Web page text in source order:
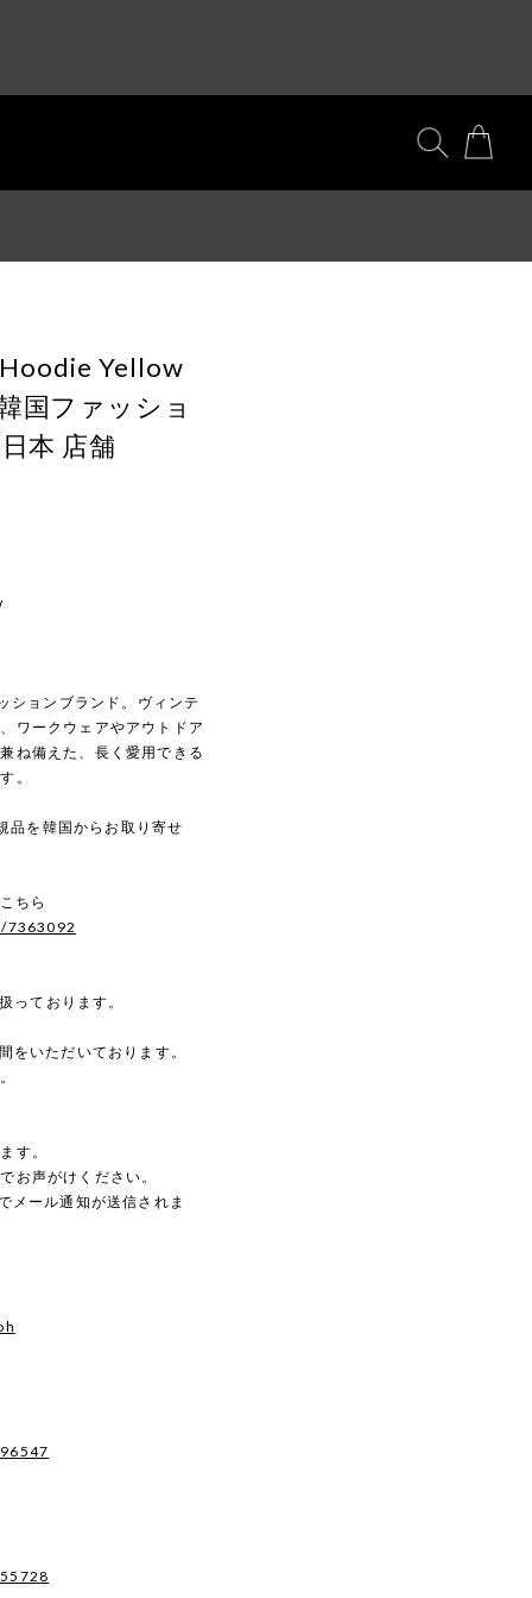
Yellow
国ファッショ
本 店舗
ションブランド。ヴィンテ
ワークウェアやアウトドア
ね備えた、長く愛用できる
。
品を韓国からお取り寄せ
ちら
7363092
ております。
をいただいております。
す。
お声がけください。
メール通知が送信されま